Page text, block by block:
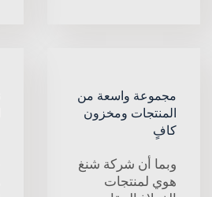
مجموعة واسعة من
المنتجات ومخزون
كافٍ
وبما أن شركة شنغ
هوي لمنتجات